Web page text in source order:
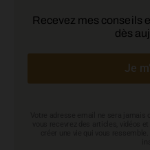
Recevez mes conseils
dès
Je